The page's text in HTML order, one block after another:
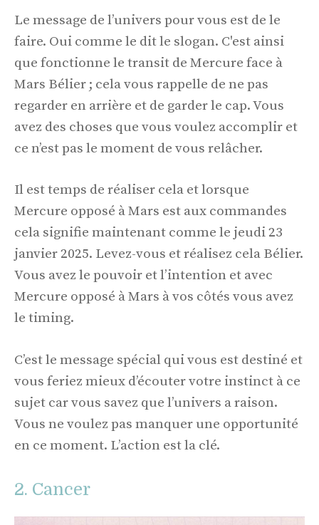
Le message de l’univers pour vous est de le
faire. Oui comme le dit le slogan. C'est ainsi
que fonctionne le transit de Mercure face à
Mars Bélier ; cela vous rappelle de ne pas
regarder en arrière et de garder le cap. Vous
avez des choses que vous voulez accomplir et
ce n’est pas le moment de vous relâcher.
Il est temps de réaliser cela et lorsque
Mercure opposé à Mars est aux commandes
cela signifie maintenant comme le jeudi 23
janvier 2025. Levez-vous et réalisez cela Bélier.
Vous avez le pouvoir et l’intention et avec
Mercure opposé à Mars à vos côtés vous avez
le timing.
C’est le message spécial qui vous est destiné et
vous feriez mieux d’écouter votre instinct à ce
sujet car vous savez que l’univers a raison.
Vous ne voulez pas manquer une opportunité
en ce moment. L’action est la clé.
2. Cancer